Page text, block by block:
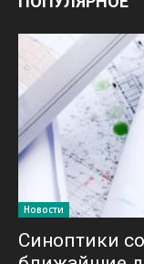
Новости
Синоптики